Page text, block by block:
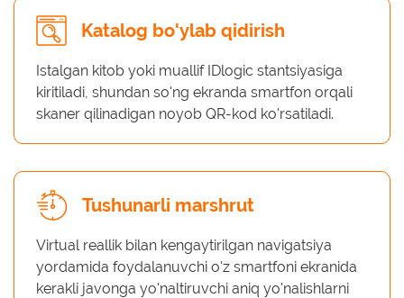
Katalog bo'ylab qidirish
Istalgan kitob yoki muallif IDlogic stantsiyasiga
kiritiladi, shundan so'ng ekranda smartfon orqali
skaner qilinadigan noyob QR-kod ko'rsatiladi.
Tushunarli marshrut
Virtual reallik bilan kengaytirilgan navigatsiya
yordamida foydalanuvchi o'z smartfoni ekranida
kerakli javonga yo'naltiruvchi aniq yo'nalishlarni